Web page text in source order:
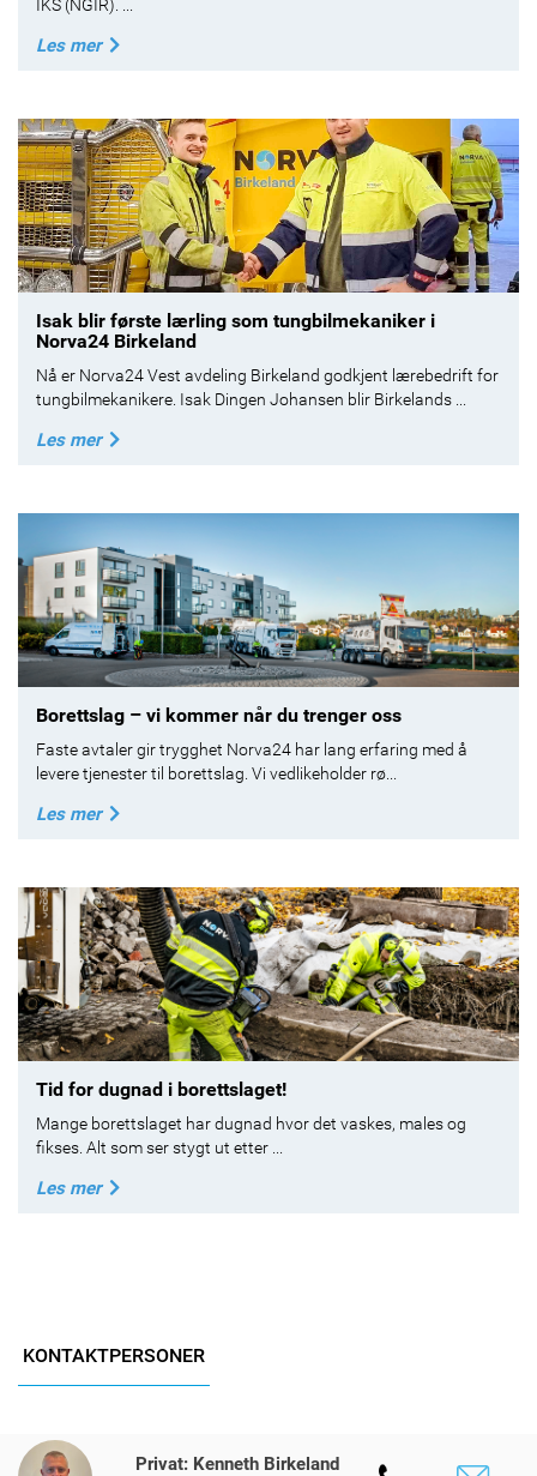
IKS (NGIR). ...
Les mer
Isak blir første lærling som tungbilmekaniker i
Norva24 Birkeland
Nå er Norva24 Vest avdeling Birkeland godkjent lærebedrift for
tungbilmekanikere. Isak Dingen Johansen blir Birkelands ...
Les mer
Borettslag – vi kommer når du trenger oss
Faste avtaler gir trygghet Norva24 har lang erfaring med å
levere tjenester til borettslag. Vi vedlikeholder rø...
Les mer
Tid for dugnad i borettslaget!
Mange borettslaget har dugnad hvor det vaskes, males og
fikses. Alt som ser stygt ut etter ...
Les mer
KONTAKTPERSONER
Privat: Kenneth Birkeland